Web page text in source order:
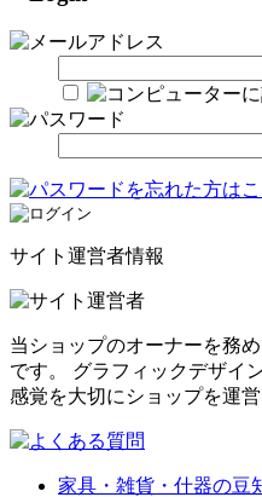
サイト運営者情報
当ショップのオーナーを務
です。 グラフィックデザイ
感覚を大切にショップを運営
家具・雑貨・什器の豆